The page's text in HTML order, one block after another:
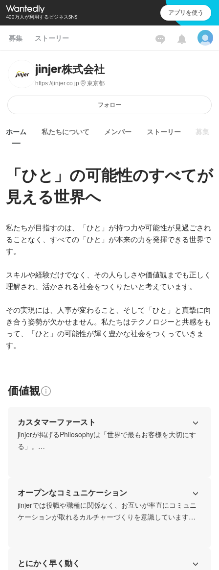
400万人が利用するビジネスSNS アプリを使う
募集 ストーリー
jinjer株式会社
https://jinjer.co.jp 東京都
フォロー
ホーム 私たちについて メンバー ストーリー 募集
「ひと」の可能性のすべてが
見える世界へ
私たちが目指すのは、「ひと」が持つ力や可能性が見過ごされ
ることなく、すべての「ひと」が本来の力を発揮できる世界で
す。
スキルや経験だけでなく、その人らしさや価値観までも正しく
理解され、活かされる社会をつくりたいと考えています。
その実現には、人事が変わること、そして「ひと」と真摯に向
き合う姿勢が欠かせません。私たちはテクノロジーと共感をも
って、「ひと」の可能性が輝く豊かな社会をつくっていきま
す。​
価値観
カスタマーファースト
jinjerが掲げるPhilosophyは「世界で最もお客様を大切にす
る」。
行動できる環境づくりを大事にしています。
オープンなコミュニケーション
jinjerでは役職や職種に関係なく、お互いが率直にコミュニ
ケーションが取れるカルチャーづくりを意識しています。
とにかく早く動く